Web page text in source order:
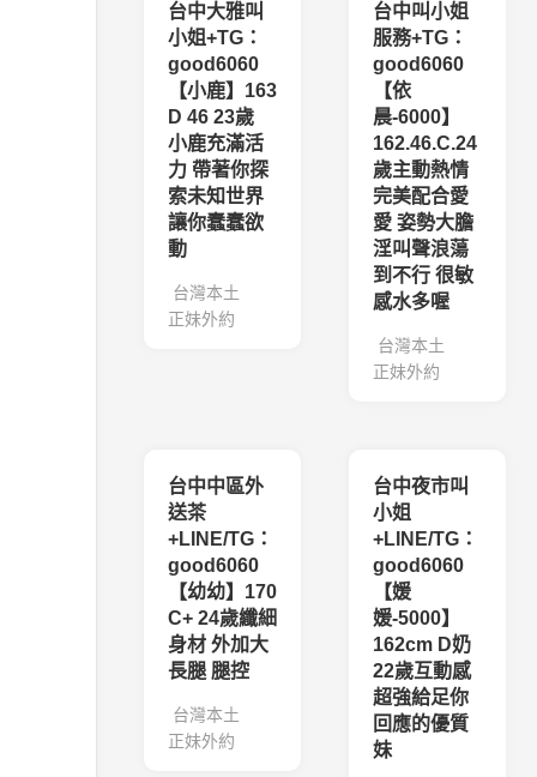
台中大雅叫
小姐+TG：
good6060
【小鹿】163
D 46 23歲
小鹿充滿活
力 帶著你探
索未知世界
讓你蠢蠢欲
動
台灣本土
正妹外約
台中叫小姐
服務+TG：
good6060
【依
晨-6000】
162.46.C.24
歲主動熱情
完美配合愛
愛 姿勢大膽
淫叫聲浪蕩
到不行 很敏
感水多喔
台灣本土
正妹外約
台中中區外
送茶
+LINE/TG：
good6060
【幼幼】170
C+ 24歲纖細
身材 外加大
長腿 腿控
台灣本土
正妹外約
台中夜市叫
小姐
+LINE/TG：
good6060
【媛
媛-5000】
162cm D奶
22歲互動感
超強給足你
回應的優質
妹